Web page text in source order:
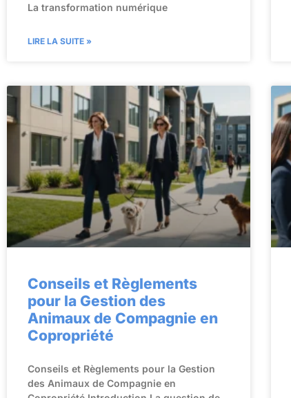
La transformation numérique
LIRE LA SUITE »
Conseils et Règlements
pour la Gestion des
Animaux de Compagnie en
Copropriété
Conseils et Règlements pour la Gestion
des Animaux de Compagnie en